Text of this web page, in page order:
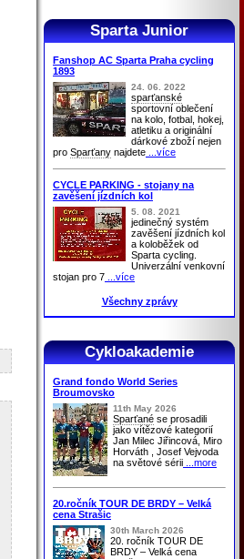
Sparta Junior
Fanshop AC Sparta Praha cycling
1893
24. 06. 2022
sparťanské
sportovní oblečení
na kolo, fotbal, hokej,
atletiku a originální
dárkové zboží nejen
pro Sparťany najdete ...více
CYCLE PARKING - stojany na
zavěšení jízdních kol
5. 08. 2021
jedinečný systém
zavěšení jízdních kol
a koloběžek od
Sparta cycling.
Univerzální venkovní
stojan pro 7 ...více
Všechny zprávy
Cykloakademie
Grand fondo World Series
Broumovsko
11th May 2026
Sparťané se prosadili
jako vítězové kategorií
Jan Milec Jiřincová, Miro
Horváth , Josef Vejvoda
na světové sérii ...more
20.ročník TOUR DE BRDY – Velká
cena Strašic
30th March 2026
20. ročník TOUR DE
BRDY – Velká cena